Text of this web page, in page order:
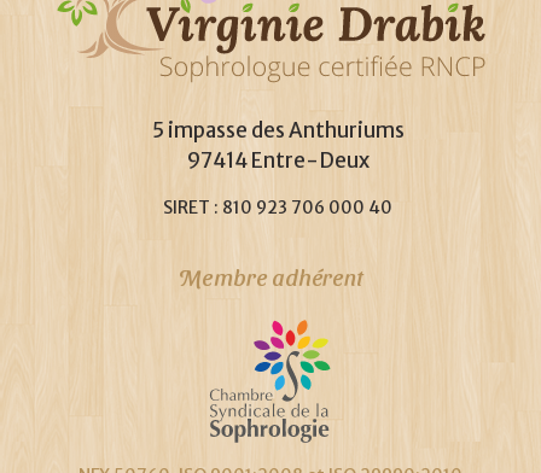
5 impasse des Anthuriums
97414 Entre-Deux
SIRET : 810 923 706 000 40
Membre adhérent